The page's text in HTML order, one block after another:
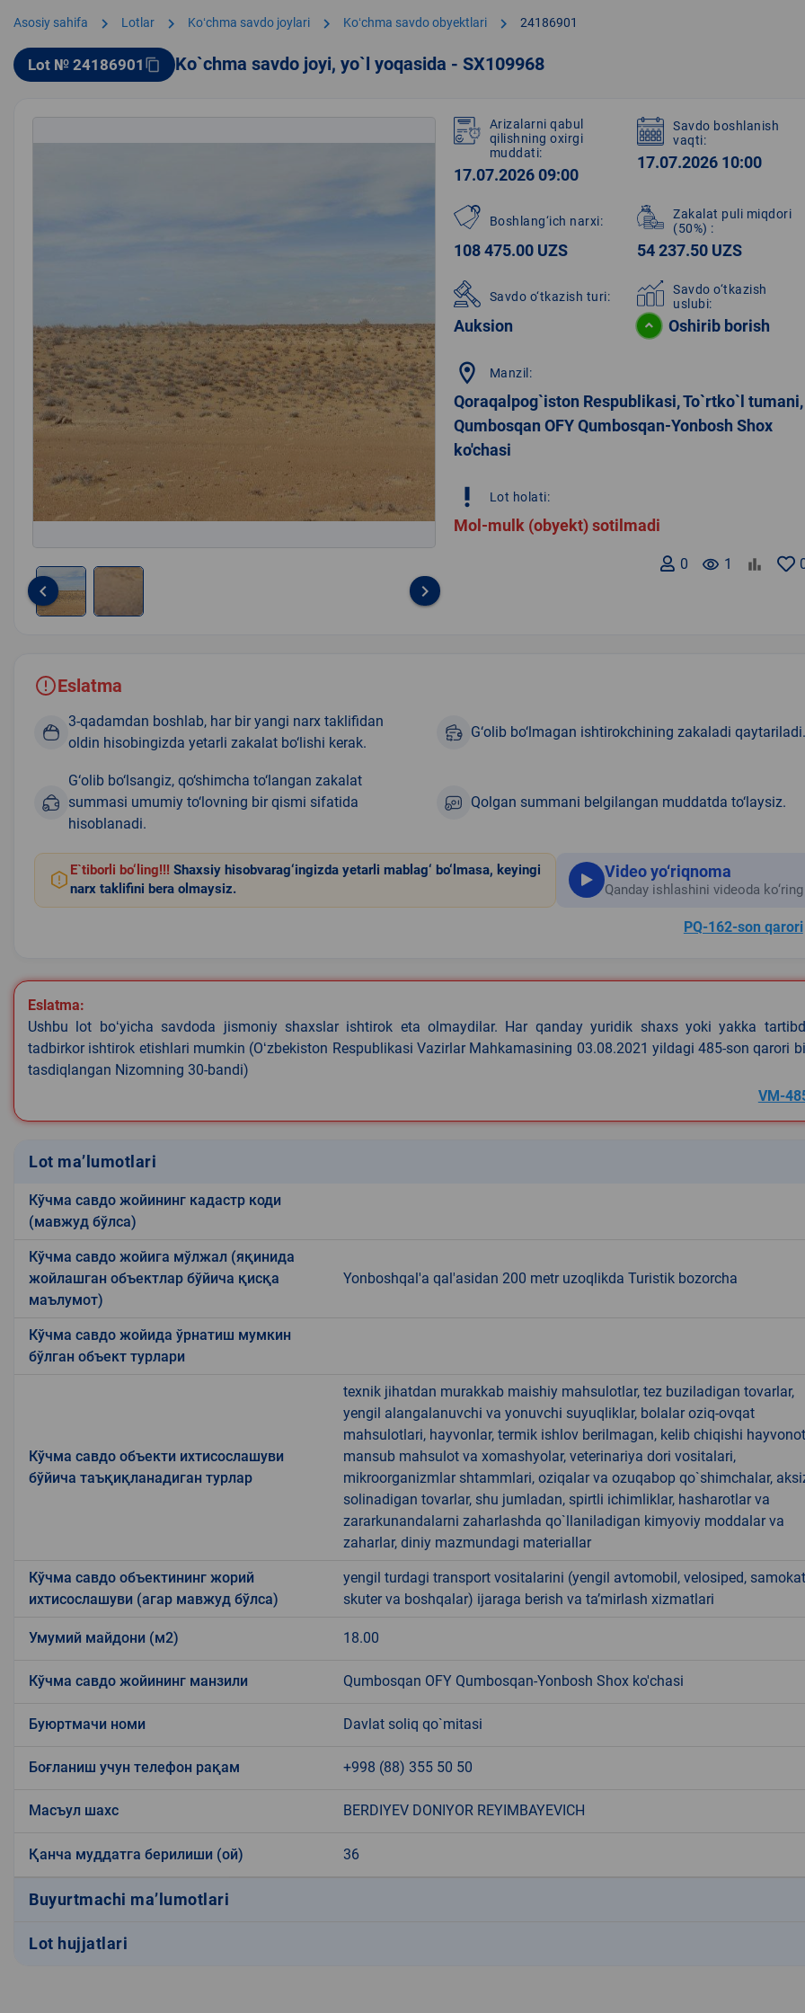
Asosiy sahifa chevron_right Lotlar chevron_right Koʻchma savdo joylari chevron_right Koʻchma savdo obyektlari chevron_right 24186901
Lot № 24186901 content_copy Ko`chma savdo joyi, yo`l yoqasida - SX109968
2
keyboard_arrow_left keyboard_arrow_right
Arizalarni qabul
qilishning oxirgi
muddati:
17.07.2026 09:00
Savdo boshlanish
vaqti:
17.07.2026 10:00
Boshlang‘ich narxi:
108 475.00 UZS
Zakalat puli miqdori
(50%) :
54 237.50 UZS
Savdo o‘tkazish turi:
Auksion
Savdo o‘tkazish
uslubi:
Oshirib borish
location_on Manzil:
Qoraqalpog`iston Respublikasi, To`rtko`l tumani,
Qumbosqan OFY Qumbosqan-Yonbosh Shox
ko'chasi
priority_high Lot holati:
Mol-mulk (obyekt) sotilmadi
remove_red_eye 1
0
Eslatma
3-qadamdan boshlab, har bir yangi narx taklifidan
oldin hisobingizda yetarli zakalat bo‘lishi kerak.
G‘olib bo‘lmagan ishtirokchining zakaladi qaytariladi.
G‘olib bo‘lsangiz, qo‘shimcha to‘langan zakalat
summasi umumiy to‘lovning bir qismi sifatida
hisoblanadi.
Qolgan summani belgilangan muddatda to‘laysiz.
E`tiborli bo‘ling!!! Shaxsiy hisobvarag‘ingizda yetarli mablag‘ bo‘lmasa, keyingi
narx taklifini bera olmaysiz.
Video yo‘riqnoma
Qanday ishlashini videoda ko‘ring
PQ-162-son qarori
Eslatma:
Ushbu lot boʻyicha savdoda jismoniy shaxslar ishtirok eta olmaydilar. Har qanday yuridik shaxs yoki yakka
tadbirkor ishtirok etishlari mumkin (Oʻzbekiston Respublikasi Vazirlar Mahkamasining 03.08.2021 yildagi 485-son qarori
tasdiqlangan Nizomning 30-bandi)
VM-
Lot ma’lumotlari
Кўчма савдо жойининг кадастр коди
(мавжуд бўлса)
Кўчма савдо жойига мўлжал (яқинида
жойлашган объектлар бўйича қисқа
маълумот)
Yonboshqal'a qal'asidan 200 metr uzoqlikda Turistik bozorcha
Кўчма савдо жойида ўрнатиш мумкин
бўлган объект турлари
Кўчма савдо объекти ихтисослашуви
бўйича таъқиқланадиган турлар
texnik jihatdan murakkab maishiy mahsulotlar, tez buziladigan tovarlar,
yengil alangalanuvchi va yonuvchi suyuqliklar, bolalar oziq-ovqat
mahsulotlari, hayvonlar, termik ishlov berilmagan, kelib chiqishi
mansub mahsulot va xomashyolar, veterinariya dori vositalari,
mikroorganizmlar shtammlari, oziqalar va ozuqabop qo`shimchalar,
solinadigan tovarlar, shu jumladan, spirtli ichimliklar, hasharotlar va
zararkunandalarni zaharlashda qo`llaniladigan kimyoviy moddalar va
zaharlar, diniy mazmundagi materiallar
Кўчма савдо объектининг жорий
ихтисослашуви (агар мавжуд бўлса)
yengil turdagi transport vositalarini (yengil avtomobil, velosiped,
skuter va boshqalar) ijaraga berish va taʼmirlash xizmatlari
Умумий майдони (м2) 18.00
Кўчма савдо жойининг манзили Qumbosqan OFY Qumbosqan-Yonbosh Shox ko'chasi
Буюртмачи номи Davlat soliq qo`mitasi
Боғланиш учун телефон рақам +998 (88) 355 50 50
Масъул шахс BERDIYEV DONIYOR REYIMBAYEVICH
Қанча муддатга берилиши (ой) 36
Buyurtmachi ma’lumotlari
Lot hujjatlari